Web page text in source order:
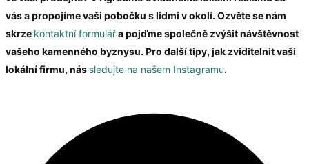
vás a propojíme vaši pobočku s lidmi v okolí. Ozvěte se nám
skrze kontaktní formulářa pojďme společně zvýšit návštěvnost
vašeho kamenného byznysu. Pro další tipy, jak zviditelnit vaši
lokální firmu, nás sledujte na našem Instagramu.